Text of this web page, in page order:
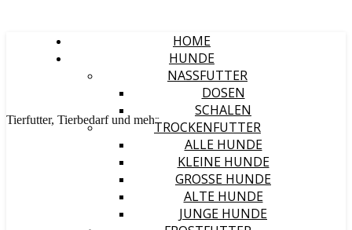
Tierfutter, Tierbedarf und mehr
HOME
HUNDE
NASSFUTTER
DOSEN
SCHALEN
TROCKENFUTTER
ALLE HUNDE
KLEINE HUNDE
GROSSE HUNDE
ALTE HUNDE
JUNGE HUNDE